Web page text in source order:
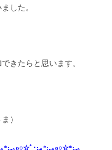
した。
きたらと思います。
）
*:..｡o○☆ﾟ･:,｡*:..｡o○☆*:..｡